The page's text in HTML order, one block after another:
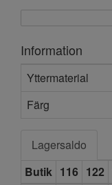
Information
Yttermaterial
Färg
Lagersaldo
Butik 116 122